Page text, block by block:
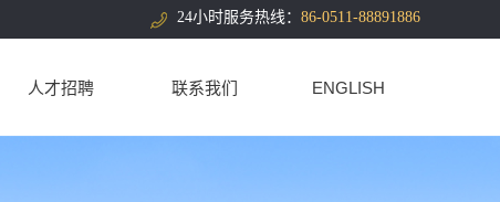
24小时服务热线： 86-0511-88891886
人才招聘 联系我们 ENGLISH